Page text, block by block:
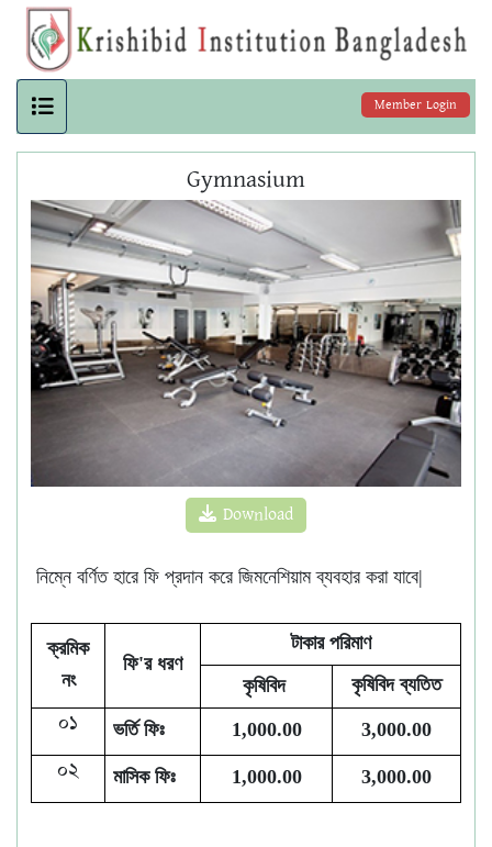
Member Login
Gymnasium
Download
নিম্নে বর্ণিত হারে ফি প্রদান করে জিমনেশিয়াম ব্যবহার করা যাবে|
ক্রমিক
নং
ফি'র ধরণ
টাকার পরিমাণ
কৃষিবিদ
কৃষিবিদ ব্যতিত
০১ ভর্তি ফিঃ 1,000.00 3,000.00
০২ মাসিক ফিঃ 1,000.00 3,000.00